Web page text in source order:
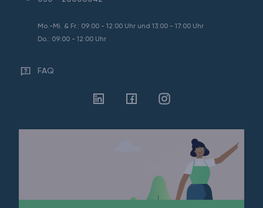
Mo.-Mi. & Fr.: 09:00 - 12:00 Uhr und 13:00 - 17:00 Uhr
Do.: 09:00 - 12:00 Uhr
FAQ
LinkedinFacebookInstagram